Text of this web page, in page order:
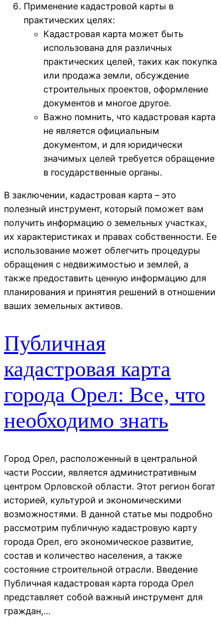
Применение кадастровой карты в
практических целях:
Кадастровая карта может быть
использована для различных
практических целей, таких как покупка
или продажа земли, обсуждение
строительных проектов, оформление
документов и многое другое.
Важно помнить, что кадастровая карта
не является официальным
документом, и для юридически
значимых целей требуется обращение
в государственные органы.
В заключении, кадастровая карта – это
полезный инструмент, который поможет вам
получить информацию о земельных участках,
их характеристиках и правах собственности. Ее
использование может облегчить процедуры
обращения с недвижимостью и землей, а
также предоставить ценную информацию для
планирования и принятия решений в отношении
ваших земельных активов.
Публичная
кадастровая карта
города Орел: Все, что
необходимо знать
Город Орел, расположенный в центральной
части России, является административным
центром Орловской области. Этот регион богат
историей, культурой и экономическими
возможностями. В данной статье мы подробно
рассмотрим публичную кадастровую карту
города Орел, его экономическое развитие,
состав и количество населения, а также
состояние строительной отрасли. Введение
Публичная кадастровая карта города Орел
представляет собой важный инструмент для
граждан,…